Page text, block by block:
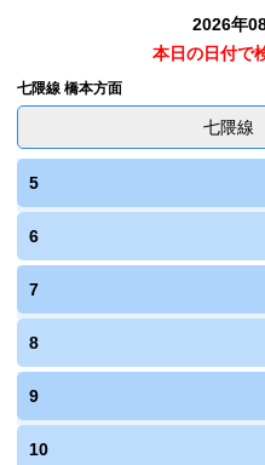
2026年
本日の日付で
七隈線 橋本方面
七隈線
5
6
7
8
9
10